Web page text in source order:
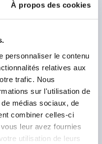
À propos des cookies
personnaliser le contenu
relatives aux
trafic. Nous
sur l'utilisation de
médias sociaux, de
combiner celles-ci
leur avez fournies
utilisation de leurs
SELBSTSICHERND,
BLOCAGE
FORME=B
TRAITÉ
DE PORTE=VISSABLE /
M6
B1=28
B2=6